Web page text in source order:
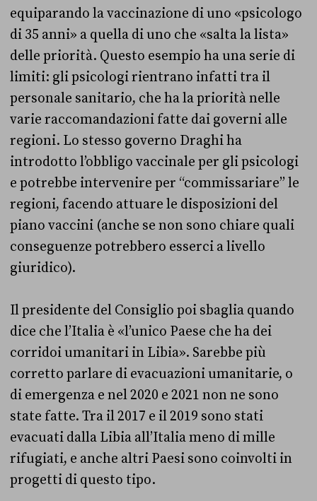
equiparando la vaccinazione di uno «psicologo
di 35 anni» a quella di uno che «salta la lista»
delle priorità. Questo esempio ha una serie di
limiti: gli psicologi rientrano infatti tra il
personale sanitario, che ha la priorità nelle
varie raccomandazioni fatte dai governi alle
regioni. Lo stesso governo Draghi ha
introdotto l’obbligo vaccinale per gli psicologi
e potrebbe intervenire per “commissariare” le
regioni, facendo attuare le disposizioni del
piano vaccini (anche se non sono chiare quali
conseguenze potrebbero esserci a livello
giuridico).
Il presidente del Consiglio poi sbaglia quando
dice che l’Italia è «l’unico Paese che ha dei
corridoi umanitari in Libia». Sarebbe più
corretto parlare di evacuazioni umanitarie, o
di emergenza e nel 2020 e 2021 non ne sono
state fatte. Tra il 2017 e il 2019 sono stati
evacuati dalla Libia all’Italia meno di mille
rifugiati, e anche altri Paesi sono coinvolti in
progetti di questo tipo.